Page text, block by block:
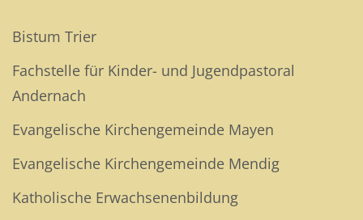
Bistum Trier
Fachstelle für Kinder- und Jugendpastoral
Andernach
Evangelische Kirchengemeinde Mayen
Evangelische Kirchengemeinde Mendig
Katholische Erwachsenenbildung